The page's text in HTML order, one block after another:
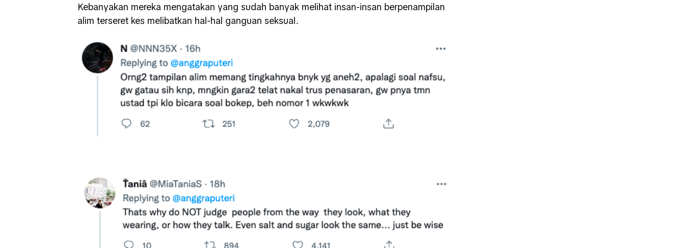
Kebanyakan mereka mengatakan yang sudah banyak melihat insan-insan berpenampilan
alim terseret kes melibatkan hal-hal ganguan seksual.